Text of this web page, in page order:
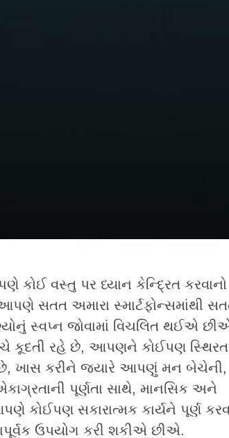
વસ્તુ પર ધ્યાન કેન્દ્રિત કરવાનો
સતત અમારા સ્માર્ટફોન્સમાંથી
સ્વપ્ન જોવામાં વિચલિત થઈએ
રહે છે, આપણને કોઈપણ
છે, ખાસ કરીને જ્યારે આપણું મન બેચેની,
પૂર્ણતા સાથે, માનસિક અને
કોઈપણ સકારાત્મક કાર્યને પૂર્ણ
ઉપયોગ કરી શકીએ છીએ.